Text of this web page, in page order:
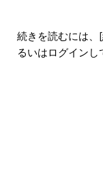
続きを読むには、
るいはログインし